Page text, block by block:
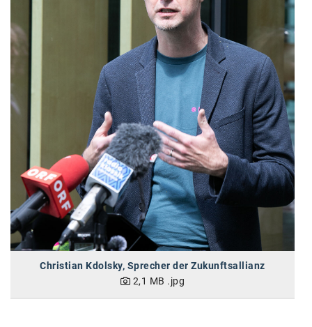
Christian Kdolsky, Sprecher der Zukunftsallianz
2,1 MB .jpg